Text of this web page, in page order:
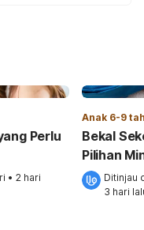
Perlu
• 2 hari
Anak 6-9
Bekal
Pilihan
Ditinjau
3 hari